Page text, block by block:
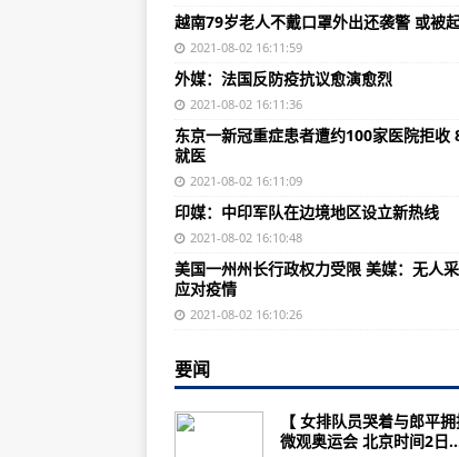
日媒：酷暑和疫情压制不住
越南新增8597例新冠确诊病
视频曝光NBA球星勒布朗·
美国一州州长行政权力受限
美国塔尔萨大屠杀疑似遇难
监控画面曝光！蒙面男子
在重大贪污案中在扎布尔出
越南79岁老人不戴口罩外出还袭警 或被
2021-08-02 16:11:59
外媒：法国反防疫抗议愈演愈烈
2021-08-02 16:11:36
东京一新冠重症患者遭约100家医院拒收
就医
2021-08-02 16:11:09
印媒：中印军队在边境地区设立新热线
2021-08-02 16:10:48
美国一州州长行政权力受限 美媒：无人
应对疫情
2021-08-02 16:10:26
要闻
【 女排队员哭着与郎平拥
微观奥运会 北京时间2日